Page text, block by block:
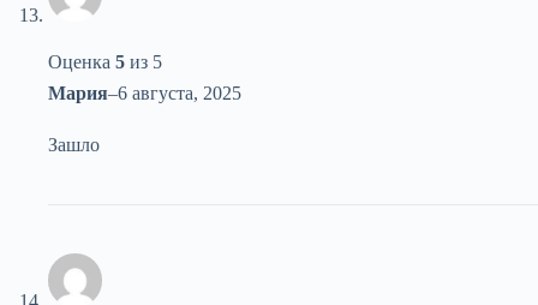
Оценка 5 из 5
Мария–6 августа, 2025
Зашло